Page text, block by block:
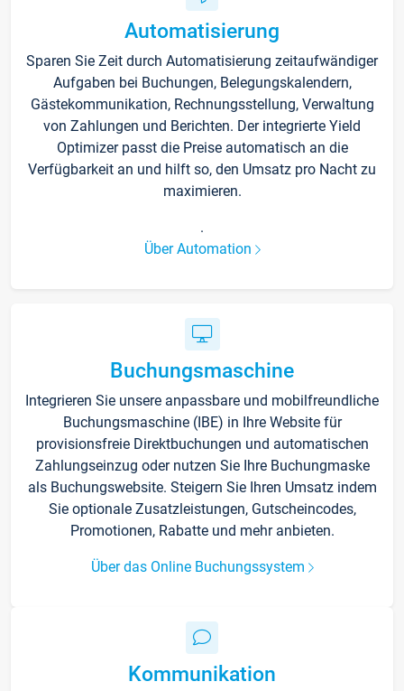
Automatisierung
Sparen Sie Zeit durch Automatisierung zeitaufwändiger
Aufgaben bei Buchungen, Belegungskalendern,
Gästekommunikation, Rechnungsstellung, Verwaltung
von Zahlungen und Berichten. Der integrierte Yield
Optimizer passt die Preise automatisch an die
Verfügbarkeit an und hilft so, den Umsatz pro Nacht zu
maximieren.
.
Über Automation
Buchungsmaschine
Integrieren Sie unsere anpassbare und mobilfreundliche
Buchungsmaschine (IBE) in Ihre Website für
provisionsfreie Direktbuchungen und automatischen
Zahlungseinzug oder nutzen Sie Ihre Buchungmaske
als Buchungswebsite. Steigern Sie Ihren Umsatz indem
Sie optionale Zusatzleistungen, Gutscheincodes,
Promotionen, Rabatte und mehr anbieten.
Über das Online Buchungssystem
Kommunikation